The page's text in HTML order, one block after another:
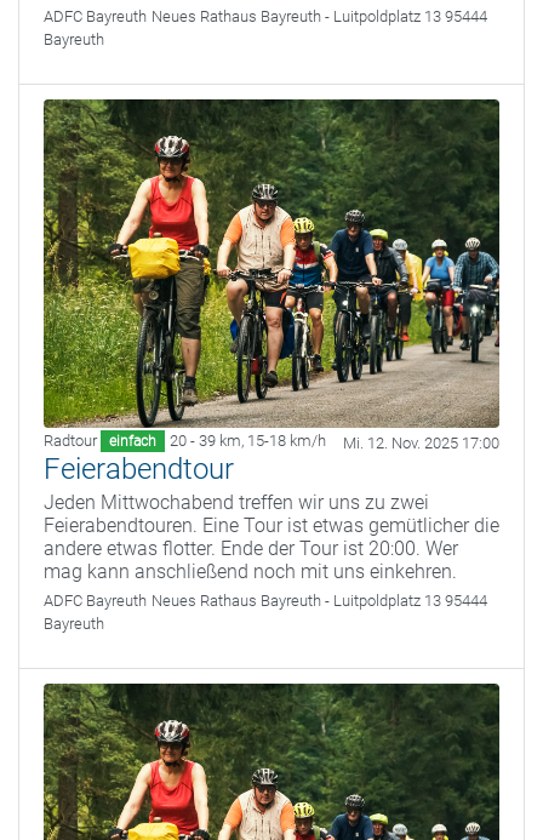
ADFC Bayreuth Neues Rathaus Bayreuth - Luitpoldplatz 13 95444
Bayreuth
Radtour einfach 20 - 39 km, 15-18 km/h Mi. 12. Nov. 2025 17:00
Feierabendtour
Jeden Mittwochabend treffen wir uns zu zwei
Feierabendtouren. Eine Tour ist etwas gemütlicher die
andere etwas flotter. Ende der Tour ist 20:00. Wer
mag kann anschließend noch mit uns einkehren.
ADFC Bayreuth Neues Rathaus Bayreuth - Luitpoldplatz 13 95444
Bayreuth